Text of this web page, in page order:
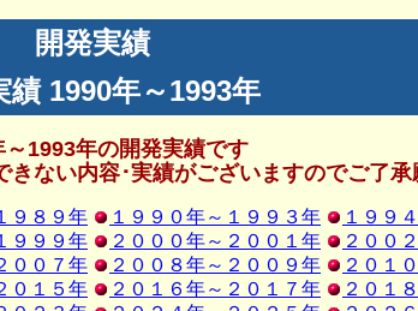
開発実績
績 1990年～1993年
～1993年の開発実績です
ない内容･実績がございますのでご了承
９８９年 １９９０年～１９９３年
１９９
９９９年 ２０００年～２００１年
２００
００７年 ２００８年～２００９年
２０１
０１５年 ２０１６年～２０１７年
２０１